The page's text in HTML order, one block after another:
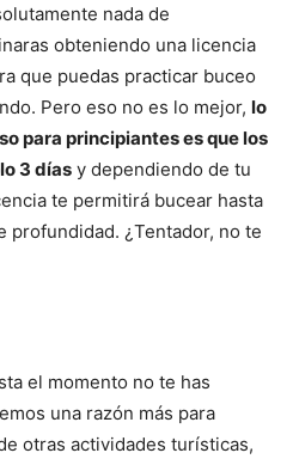
nada de
obteniendo una licencia
que puedas practicar buceo
Pero eso no es lo mejor, lo
para principiantes es que los
3 días y dependiendo de tu
te permitirá bucear hasta
profundidad. ¿Tentador, no te
el momento no te has
una razón más para
otras actividades turísticas,